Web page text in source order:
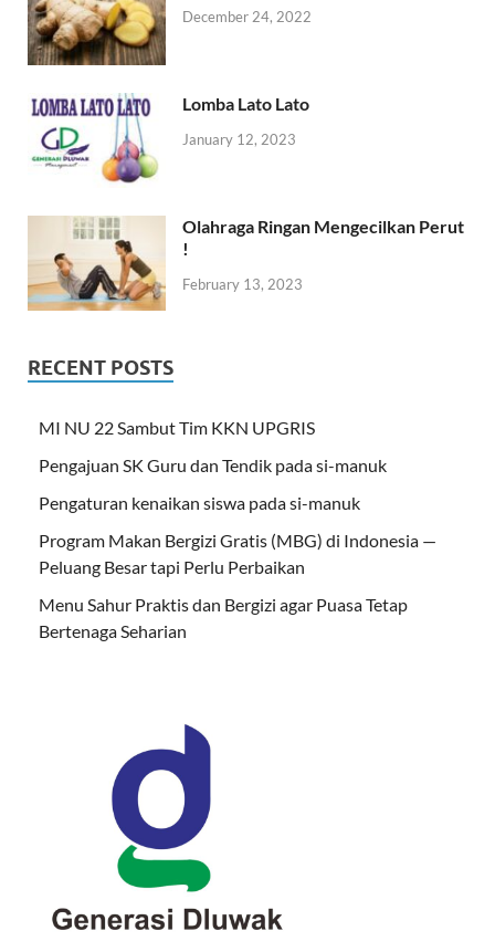
December 24, 2022
Lomba Lato Lato
January 12, 2023
Olahraga Ringan Mengecilkan Perut
!
February 13, 2023
RECENT POSTS
MI NU 22 Sambut Tim KKN UPGRIS
Pengajuan SK Guru dan Tendik pada si-manuk
Pengaturan kenaikan siswa pada si-manuk
Program Makan Bergizi Gratis (MBG) di Indonesia —
Peluang Besar tapi Perlu Perbaikan
Menu Sahur Praktis dan Bergizi agar Puasa Tetap
Bertenaga Seharian